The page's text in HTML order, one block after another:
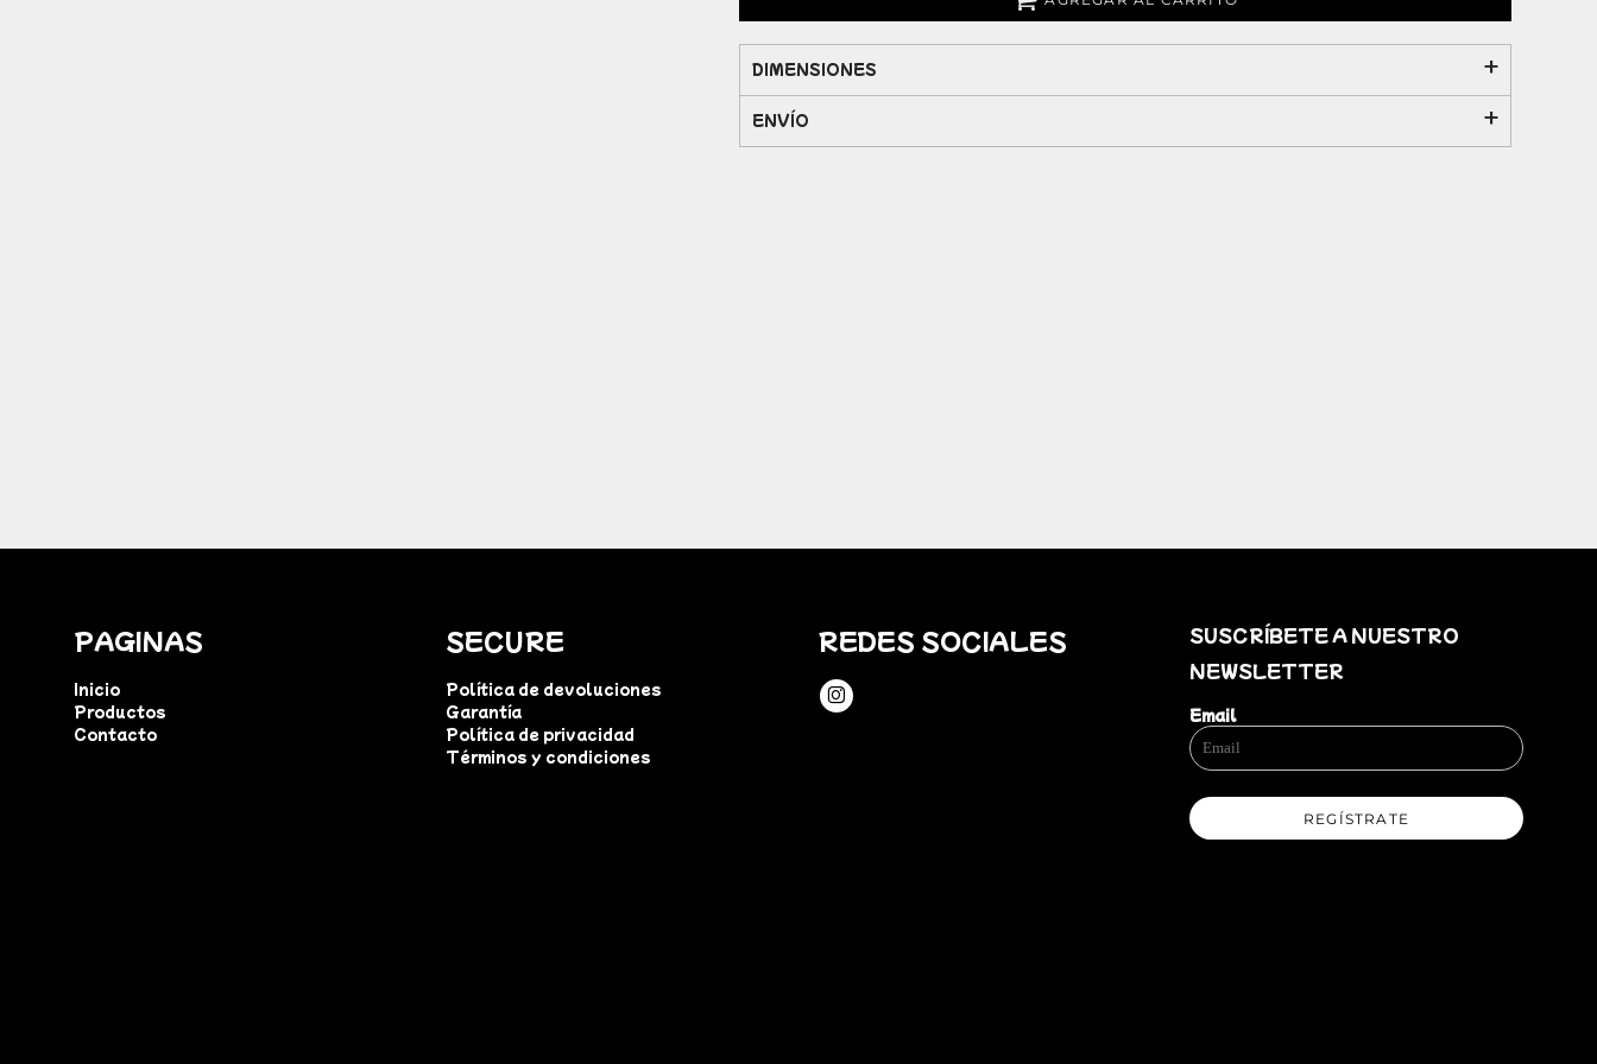
DIMENSIONES
ENVÍO
PAGINAS
Inicio
Productos
Contacto
SECURE
Política de devoluciones
Garantía
Política de privacidad
Términos y condiciones
REDES SOCIALES
SUSCRÍBETE A NUESTRO
NEWSLETTER
Email
REGÍSTRATE